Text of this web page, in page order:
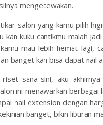
mengecewakan.
salon yang kamu pilih
kan kuku cantikmu malah
mau lebih hemat lagi,
banget kan bisa dapatnail
sana-sini, aku akhirnya
ini menawarkan berbagai
nail extension dengan
banget, bikin liburan